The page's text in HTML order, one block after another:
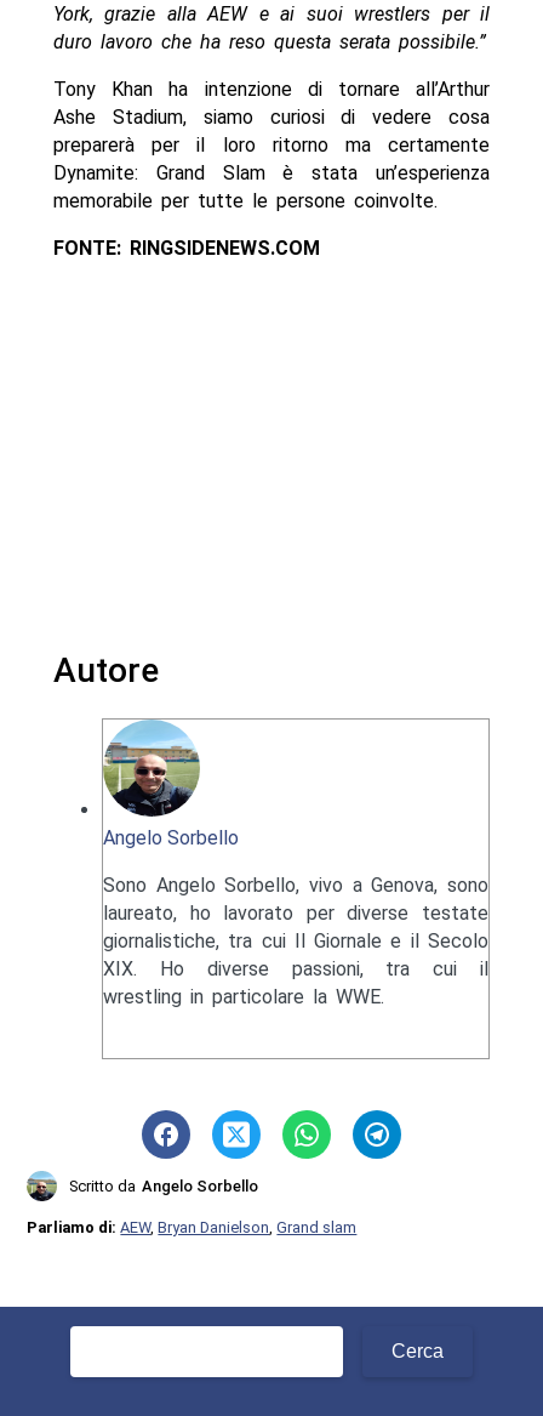
York, grazie alla AEW e ai suoi wrestlers per il
duro lavoro che ha reso questa serata possibile.”
Tony Khan ha intenzione di tornare all’Arthur
Ashe Stadium, siamo curiosi di vedere cosa
preparerà per il loro ritorno ma certamente
Dynamite: Grand Slam è stata un’esperienza
memorabile per tutte le persone coinvolte.
FONTE: RINGSIDENEWS.COM
Autore
Angelo Sorbello
Sono Angelo Sorbello, vivo a Genova, sono
laureato, ho lavorato per diverse testate
giornalistiche, tra cui Il Giornale e il Secolo
XIX. Ho diverse passioni, tra cui il
wrestling in particolare la WWE.
Scritto da Angelo Sorbello
Parliamo di:AEW,Bryan Danielson ,Grand slam